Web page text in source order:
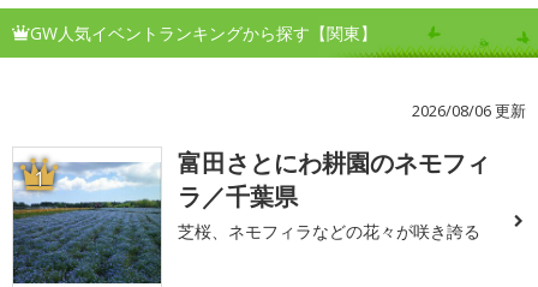
GW人気イベントランキングから探す【関東】
2026/08/06 更新
1
富田さとにわ耕園のネモフィ
ラ／千葉県
芝桜、ネモフィラなどの花々が咲き誇る